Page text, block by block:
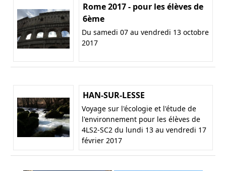
Rome 2017 - pour les élèves de
6ème
Du samedi 07 au vendredi 13 octobre
2017
HAN-SUR-LESSE
Voyage sur l'écologie et l'étude de
l'environnement pour les élèves de
4LS2-SC2 du lundi 13 au vendredi 17
février 2017